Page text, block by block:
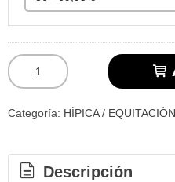
Categoría: HÍPICA / EQUITACIÓN
Descripción